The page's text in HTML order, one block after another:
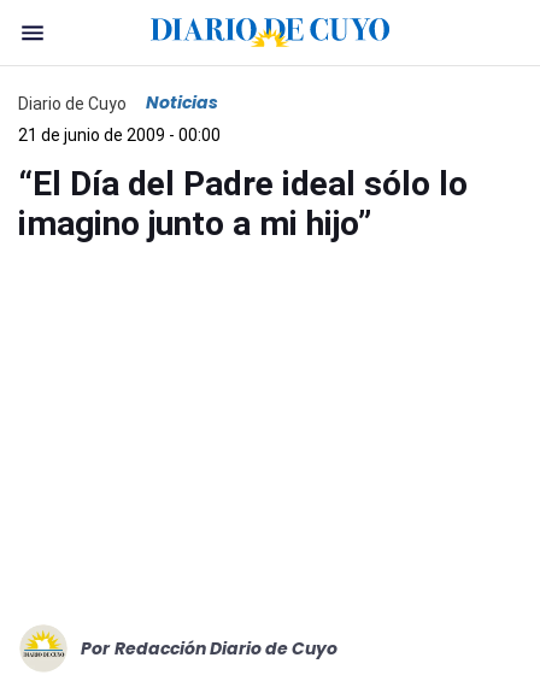
Diario de Cuyo Noticias
21 de junio de 2009 - 00:00
“El Día del Padre ideal sólo lo
imagino junto a mi hijo”
Por Redacción Diario de Cuyo